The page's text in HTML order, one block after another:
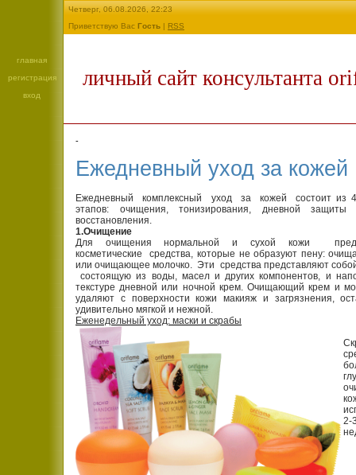
главная
регистрация
вход
Четверг, 06.08.2026, 22:23
Приветствую Вас Гость | RSS
личный сайт консультанта
-
Ежедневный уход за кожей
Ежедневный комплексный уход за кожей состоит из
этапов: очищения, тонизирования, дневной защиты
восстановления.
1.Очищение
Для очищения нормальной и сухой кожи
косметические средства, которые не образуют пену:
или очищающее молочко. Эти средства представляют
состоящую из воды, масел и других компонентов, и
текстуре дневной или ночной крем. Очищающий крем и
удаляют с поверхности кожи макияж и загрязнения,
удивительно мягкой и нежной.
Еженедельный уход: маски и скрабы